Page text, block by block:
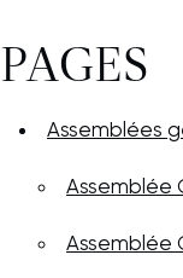
PAGES
Assemblées
Assemblée
Assemblée